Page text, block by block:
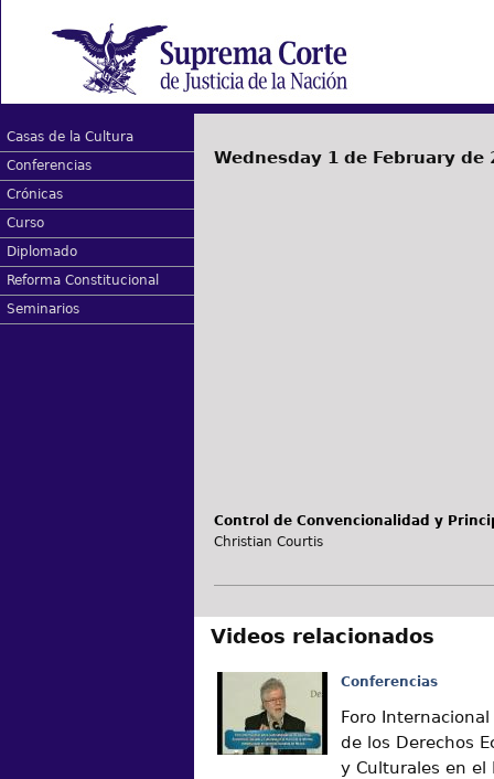
Casas de la Cultura
Conferencias
Crónicas
Curso
Diplomado
Reforma Constitucional
Seminarios
Wednesday 1 de February de
Control de Convencionalidad y
Christian Courtis
Videos relacionados
Conferencias
Foro
de los Derechos
y Culturales en el